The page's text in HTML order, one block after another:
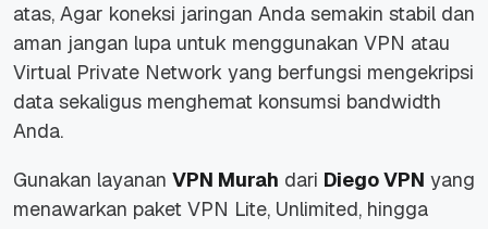
atas, Agar koneksi jaringan Anda semakin stabil dan
aman jangan lupa untuk menggunakan VPN atau
Virtual Private Network yang berfungsi mengekripsi
data sekaligus menghemat konsumsi bandwidth
Anda.
Gunakan layanan VPN Murah dari Diego VPN yang
menawarkan paket VPN Lite, Unlimited, hingga